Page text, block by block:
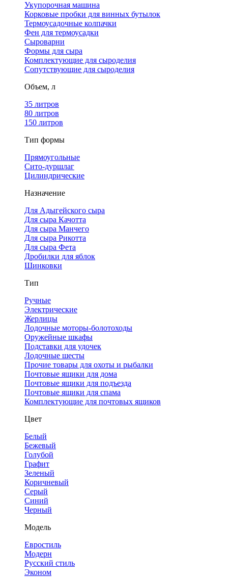
Укупорочная машина
Корковые пробки для винных бутылок
Термоусадочные колпачки
Фен для термоусадки
Сыроварни
Формы для сыра
Комплектующие для сыроделия
Сопутствующие для сыроделия
Объем, л
35 литров
80 литров
150 литров
Тип формы
Прямоугольные
Сито-дуршлаг
Цилиндрические
Назначение
Для Адыгейского сыра
Для сыра Качотта
Для сыра Манчего
Для сыра Рикотта
Для сыра Фета
Дробилки для яблок
Шинковки
Тип
Ручные
Электрические
Жерлицы
Лодочные моторы-болотоходы
Оружейные шкафы
Подставки для удочек
Лодочные шесты
Прочие товары для охоты и рыбалки
Почтовые ящики для дома
Почтовые ящики для подъезда
Почтовые ящики для спама
Комплектующие для почтовых ящиков
Цвет
Белый
Бежевый
Голубой
Графит
Зеленый
Коричневый
Серый
Синий
Черный
Модель
Евростиль
Модерн
Русский стиль
Эконом